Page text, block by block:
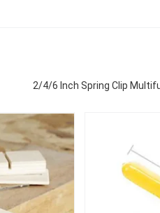
2/4/6 Inch Spring Clip